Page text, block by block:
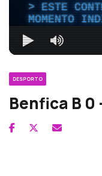
ESTE
MOMENTO
DESPORTO
Benfica B 0